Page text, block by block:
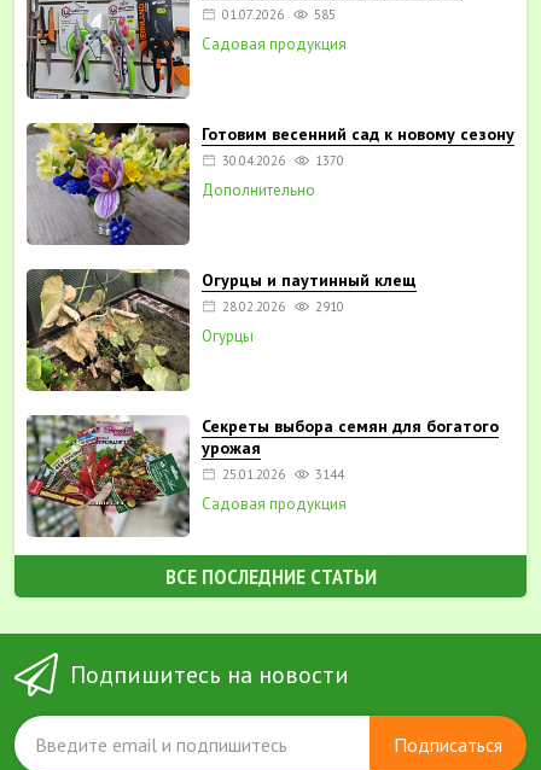
01.07.2026 585
Садовая продукция
Готовим весенний сад к новому сезону
30.04.2026 1370
Дополнительно
Огурцы и паутинный клещ
28.02.2026 2910
Огурцы
Секреты выбора семян для богатого
урожая
25.01.2026 3144
Садовая продукция
ВСЕ ПОСЛЕДНИЕ СТАТЬИ
Подпишитесь на новости
Подписаться